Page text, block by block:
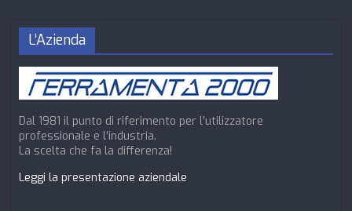
L’Azienda
Dal 1981 il punto di riferimento per l’utilizzatore
professionale e l’industria.
La scelta che fa la differenza!
Leggi la presentazione aziendale